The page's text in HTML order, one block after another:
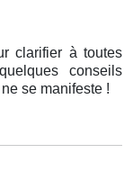
clarifier à toutes
conseils
se manifeste !